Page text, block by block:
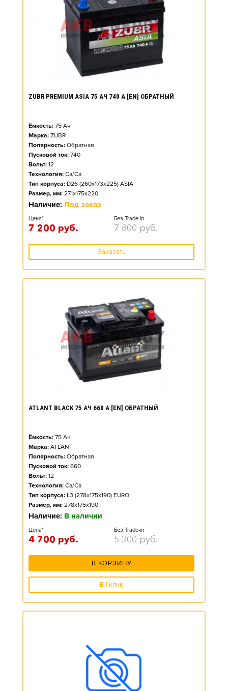
ZUBR PREMIUM ASIA 75 АЧ 740 А [EN] ОБРАТНЫЙ
Ёмкость: 75 Ач
Марка: ZUBR
Полярность: Обратная
Пусковой ток: 740
Вольт: 12
Технология: Ca/Ca
Тип корпуса: D26 (260x173x225) ASIA
Размер, мм: 271x175x220
Наличие: Под заказ
Цена*
7 200 руб.
Без Trade-in
7 800 руб.
Заказать
ATLANT BLACK 75 АЧ 660 А [EN] ОБРАТНЫЙ
Ёмкость: 75 Ач
Марка: ATLANT
Полярность: Обратная
Пусковой ток: 660
Вольт: 12
Технология: Ca/Ca
Тип корпуса: L3 (278x175x190) EURO
Размер, мм: 278x175x190
Наличие: В наличии
Цена*
4 700 руб.
Без Trade-in
5 300 руб.
В КОРЗИНУ
В 1 клик